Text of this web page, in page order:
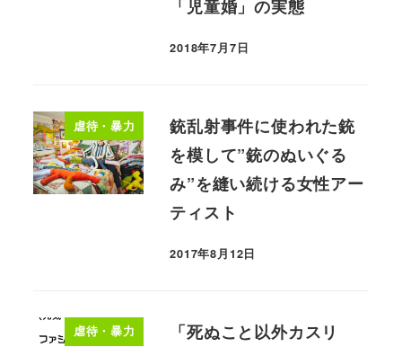
「児童婚」の実態
2018年7月7日
虐待・暴力
銃乱射事件に使われた銃
を模して”銃のぬいぐる
み”を縫い続ける女性アー
ティスト
2017年8月12日
虐待・暴力
「死ぬこと以外カスリ